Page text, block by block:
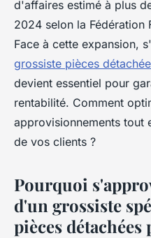
Manon•1 novembre 2025•5
d'affaires estimé à plus
2024 selon la Fédération
Face à cette expansion,
grossiste pièces
devient essentiel pour
rentabilité. Comment
approvisionnements tout
de vos clients ?
Pourquoi
d'un grossiste
pièces